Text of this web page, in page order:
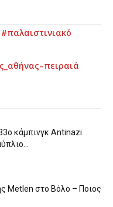
#παλαιστινιακό
κάμπινγκ Antinazi
Metlen στο Βόλο – Ποιος